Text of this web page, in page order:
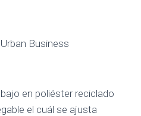
Business
en poliéster reciclado
el cuál se ajusta